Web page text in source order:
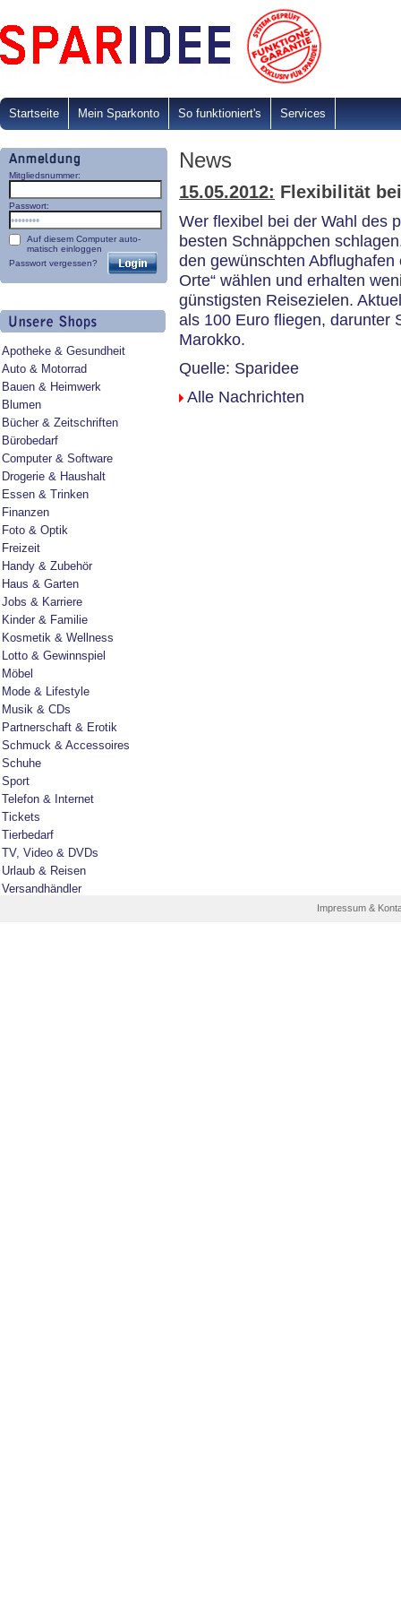
Startseite Mein Sparkonto So funktioniert's Services
Mitgliedsnummer:
Passwort:
Auf diesem Computer auto-
matisch einloggen
Passwort vergessen?
Apotheke & Gesundheit
Auto & Motorrad
Bauen & Heimwerk
Blumen
Bücher & Zeitschriften
Bürobedarf
Computer & Software
Drogerie & Haushalt
Essen & Trinken
Finanzen
Foto & Optik
Freizeit
Handy & Zubehör
Haus & Garten
Jobs & Karriere
Kinder & Familie
Kosmetik & Wellness
Lotto & Gewinnspiel
Möbel
Mode & Lifestyle
Musik & CDs
Partnerschaft & Erotik
Schmuck & Accessoires
Schuhe
Sport
Telefon & Internet
Tickets
Tierbedarf
TV, Video & DVDs
Urlaub & Reisen
Versandhändler
News
15.05.2012: Flexibilität
Wer flexibel bei der Wahl des
besten Schnäppchen
den gewünschten
Orte“ wählen und erhalten
günstigsten Reisezielen.
als 100 Euro fliegen, darunter
Marokko.
Quelle: Sparidee
Alle Nachrichten
Impressum &